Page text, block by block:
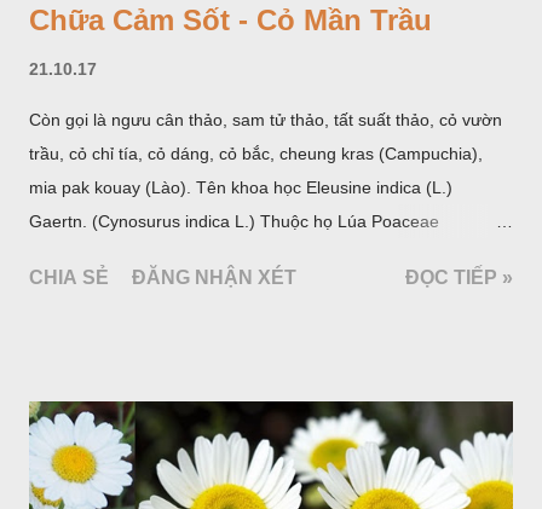
Chữa Cảm Sốt - Cỏ Mần Trầu
21.10.17
Còn gọi là ngưu cân thảo, sam tử thảo, tất suất thảo, cỏ vườn
trầu, cỏ chỉ tía, cỏ dáng, cỏ bắc, cheung kras (Campuchia),
mia pak kouay (Lào). Tên khoa học Eleusine indica (L.)
Gaertn. (Cynosurus indica L.) Thuộc họ Lúa Poaceae
CHIA SẺ ĐĂNG NHẬN XÉT ĐỌC TIẾP »